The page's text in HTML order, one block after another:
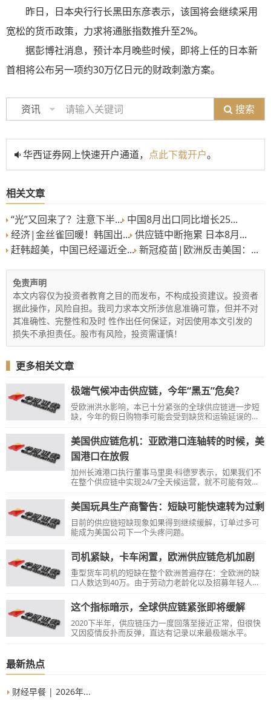
昨日，日本央行行长黑田东彦表示，该国将会继续采用
宽松的货币政策，力求将通胀指数推升至2%。
据彭博社消息，预计本月晚些时候，即将上任的日本新
首相将公布另一项约30万亿日元的财政刺激方案。
资讯 搜索
华西证券网上快速开户通道， 点此下载开户。
相关文章
“光”又回来了？注意下半... 中国8月出口同比增长25...
经济|金丝雀回暖！韩国出... 供应链中断拖累 日本8月...
赶韩超美，中国已经逼近全... 新冠疫苗|欧洲反击美国：...
免责声明
本文内容仅为投资者教育之目的而发布，不构成投资建议。投资者
据此操作，风险自担。我司力求本文所涉信息准确可靠，但并不对
其准确性、完整性和及时 性作出任何保证，对因使用本文引发的
损失不承担责任。股市有风险，投资需谨慎！
▍ 更多相关文章
极端气候冲击供应链，今年“黑五”危矣？
受欧洲洪水影响，本已十分紧张的全球供应链进一步短
缺，今年的假日购物季可能会受到缺货和运输延误的影
美国供应链危机：亚欧港口连轴转的时候，美
国港口在放假
加州长滩港口执行董事马里奥·科德罗表示，如果我们不
在整个供应链中实现24/7全天候运营，就不可能有效地
美国玩具生产商警告：短缺可能快速转为过剩
目前的供应链短缺现象如果得到继续缓解，订单过多可
能成为美国公司下一个头疼问题。
司机紧缺，卡车闲置，欧洲供应链危机加剧
重型货车司机的短缺在整个欧洲普遍存在：全欧洲的缺
口人数达到40万。由于劳动力老龄化以及招募年轻人的
这个指标暗示，全球供应链紧张即将缓解
2020下半年，供应链压力一度回落至接近正常，但很快
又因疫情反扑而反弹，直达有记录以来最极端水平。
最新热点
财经早餐 | 2026年...